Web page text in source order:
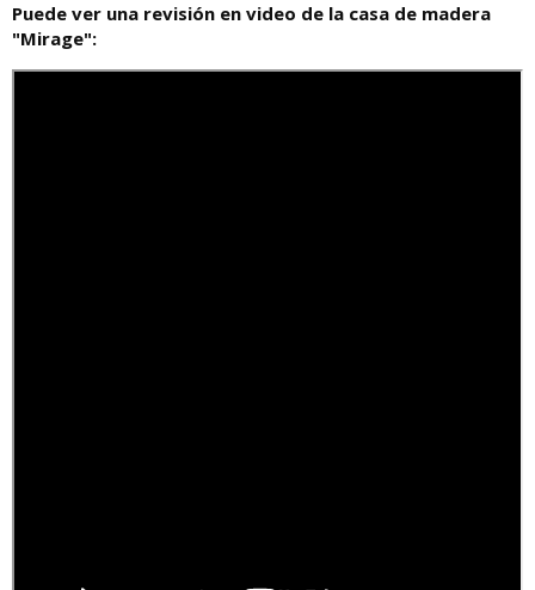
Puede ver una revisión en video de la casa de madera
"Mirage":